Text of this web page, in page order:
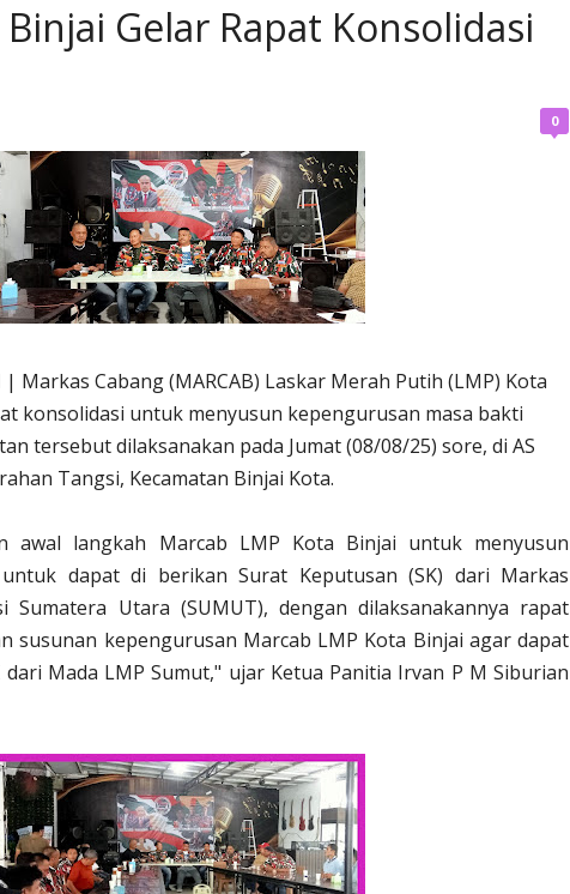
Gelar Rapat Konsolidasi
0
| Markas Cabang (MARCAB) Laskar Merah Putih (LMP) Kota
konsolidasi untuk menyusun kepengurusan masa bakti
tersebut dilaksanakan pada Jumat (08/08/25) sore, di AS
Tangsi, Kecamatan Binjai Kota.
awal langkah Marcab LMP Kota Binjai untuk menyusun
dapat di berikan Surat Keputusan (SK) dari Markas
Sumatera Utara (SUMUT), dengan dilaksanakannya rapat
susunan kepengurusan Marcab LMP Kota Binjai agar dapat
Mada LMP Sumut," ujar Ketua Panitia Irvan P M Siburian